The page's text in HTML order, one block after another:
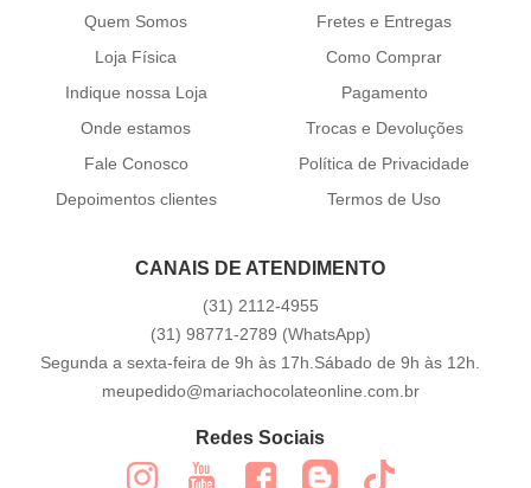
Quem Somos
Loja Física
Indique nossa Loja
Onde estamos
Fale Conosco
Depoimentos clientes
Fretes e Entregas
Como Comprar
Pagamento
Trocas e Devoluções
Política de Privacidade
Termos de Uso
CANAIS DE ATENDIMENTO
(31) 2112-4955
(31) 98771-2789 (WhatsApp)
Segunda a sexta-feira de 9h às 17h.Sábado de 9h às 12h.
meupedido@mariachocolateonline.com.br
Redes Sociais